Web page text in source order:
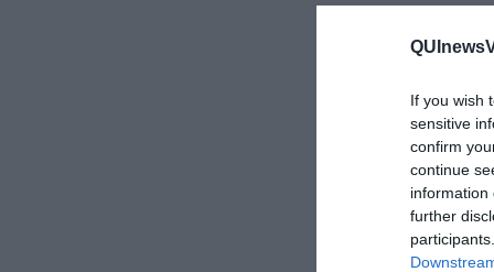
If you wish
sensitive
confirm
continue
information
further